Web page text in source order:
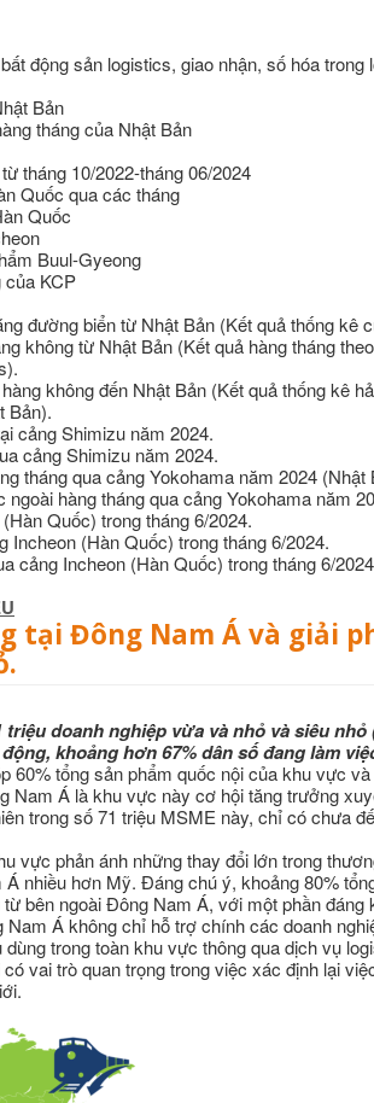
động sản logistics, giao nhận, số hóa trong
Bản
tháng của Nhật Bản
tháng 10/2022-tháng 06/2024
Quốc qua các tháng
Quốc
Buul-Gyeong
của KCP
đường biển từ Nhật Bản (Kết quả thống kê
không từ Nhật Bản (Kết quả hàng tháng
không đến Nhật Bản (Kết quả thống kê
Bản).
cảng Shimizu năm 2024.
cảng Shimizu năm 2024.
tháng qua cảng Yokohama năm 2024 (Nhật
hàng tháng qua cảng Yokohama năm
Quốc) trong tháng 6/2024.
Incheon (Hàn Quốc) trong tháng 6/2024.
cảng Incheon (Hàn Quốc) trong tháng 6/
tại Đông Nam Á và giải
doanh nghiệp vừa và nhỏ và siêu nhỏ
khoảng hơn 67% dân số đang làm
60% tổng sản phẩm quốc nội của khu vực
Nam Á là khu vực này cơ hội tăng trưởng
trong số 71 triệu MSME này, chỉ có chưa
vực phản ánh những thay đổi lớn trong
nhiều hơn Mỹ. Đáng chú ý, khoảng 80%
bên ngoài Đông Nam Á, với một phần đáng
Á không chỉ hỗ trợ chính các doanh
trong toàn khu vực thông qua dịch vụ
vai trò quan trọng trong việc xác định lại